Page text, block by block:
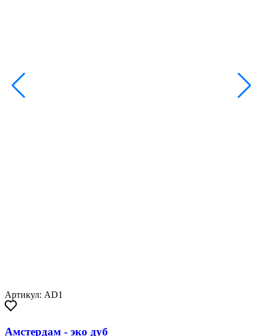
Артикул: AD1
Амстердам - эко дуб